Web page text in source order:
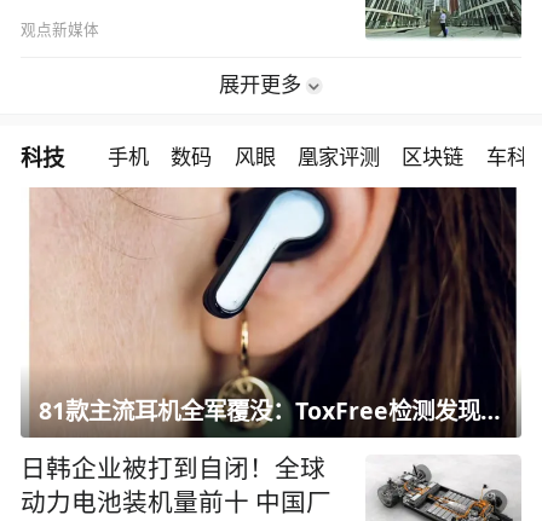
观点新媒体
展开更多
科技 手机 数码 风眼 凰家评测 区块链 车科
81款主流耳机全军覆没：ToxFree检测发现均含对人体有害化学物质
日韩企业被打到自闭！全球
动力电池装机量前十 中国厂